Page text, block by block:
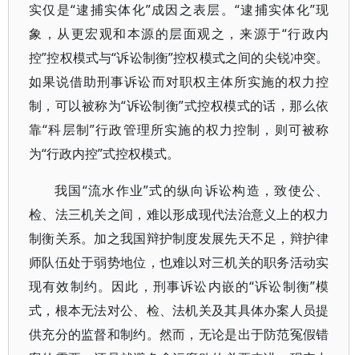
实仅是“逮捕实体化”成因之表层。“逮捕实体化”现
象，从更宏观和本源的层面观之，来源于“行政内
控”控权模式与“诉讼制衡”控权模式之间的尖锐冲突。
如果说借助刑事诉讼而对职权主体所实施的权力控
制，可以被称为“诉讼制衡”式控权模式的话，那么依
靠“科层制”行政管理所实施的权力控制，则可被称
为“行政内控”式控权模式。
我国“流水作业”式的纵向诉讼构造，致使公、
检、法三机关之间，难以形成现代法治意义上的权力
制衡关系。加之我国辩护制度发展先天不足，辩护律
师队伍处于弱势地位，也难以对三机关的职务活动实
现有效制约。因此，刑事诉讼内嵌的“诉讼制衡”模
式，根本无法对公、检、法机关及其具体办案人员提
供充分的监督和制约。然而，无论是出于防范冤假错